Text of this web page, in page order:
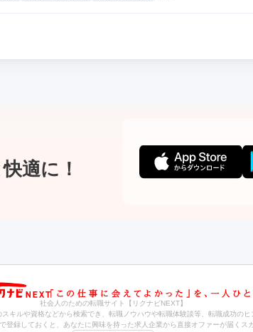
適に！
社会人のための転職サイト【リクナビNEXT】
キルや資格などから検索でき、転職ノウハウや転職体験談等、転職成功のヒ
登録しておくと、あなたに興味を持った求人企業から直接オファーが届くス